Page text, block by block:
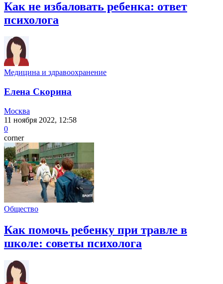
Как не избаловать ребенка: ответ
психолога
Медицина и здравоохранение
Елена Скорина
Москва
11 ноября 2022, 12:58
0
corner
Общество
Как помочь ребенку при травле в
школе: советы психолога